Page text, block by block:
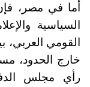
أما في مصر، فإن
السياسية
القومي العربي،
خارج الحدود،
رأي مجلس